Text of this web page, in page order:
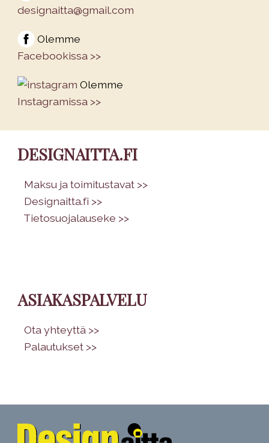
designaitta@gmail.com
Olemme
Facebookissa >>
Olemme
Instagramissa >>
DESIGNAITTA.FI
Maksu ja toimitustavat >>
Designaitta.fi >>
Tietosuojalauseke >>
ASIAKASPALVELU
Ota yhteyttä >>
Palautukset >>